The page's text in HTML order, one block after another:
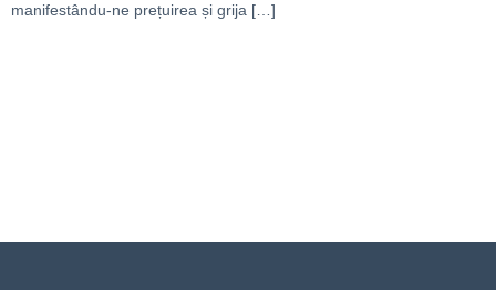
manifestându-ne prețuirea și grija […]